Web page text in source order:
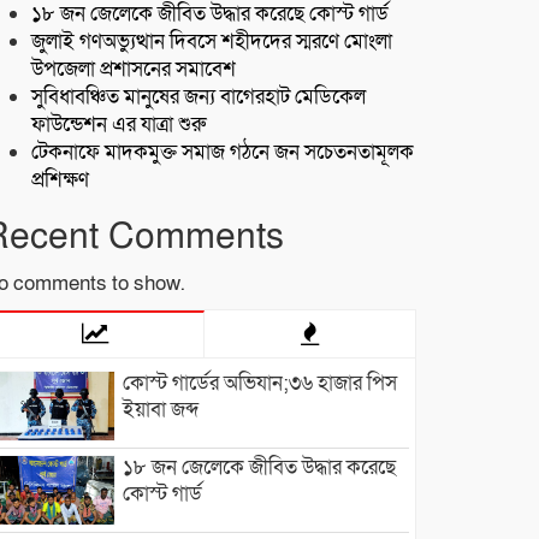
১৮ জন জেলেকে জীবিত উদ্ধার করেছে কোস্ট গার্ড
জুলাই গণঅভ্যুত্থান দিবসে শহীদদের স্মরণে মোংলা
উপজেলা প্রশাসনের সমাবেশ
সুবিধাবঞ্চিত মানুষের জন্য বাগেরহাট মেডিকেল
ফাউন্ডেশন এর যাত্রা শুরু
টেকনাফে মাদকমুক্ত সমাজ গঠনে জন সচেতনতামূলক
প্রশিক্ষণ
Comments
comments to show.
কোস্ট গার্ডের অভিযান;৩৬ হাজার পিস
ইয়াবা জব্দ
১৮ জন জেলেকে জীবিত উদ্ধার করেছে
কোস্ট গার্ড